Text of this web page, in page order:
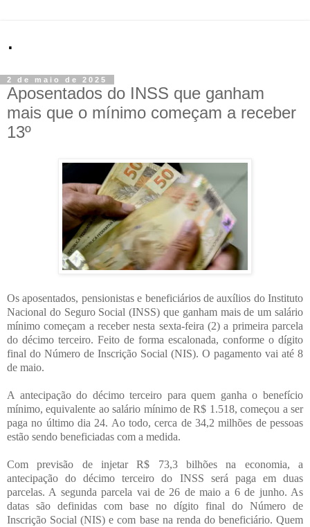
.
2 de maio de 2025
Aposentados do INSS que ganham
mais que o mínimo começam a receber
13º
Os aposentados, pensionistas e beneficiários de auxílios do Instituto
Nacional do Seguro Social (INSS) que ganham mais de um salário
mínimo começam a receber nesta sexta-feira (2) a primeira parcela
do décimo terceiro. Feito de forma escalonada, conforme o dígito
final do Número de Inscrição Social (NIS). O pagamento vai até 8
de maio.
A antecipação do décimo terceiro para quem ganha o benefício
mínimo, equivalente ao salário mínimo de R$ 1.518, começou a ser
paga no último dia 24. Ao todo, cerca de 34,2 milhões de pessoas
estão sendo beneficiadas com a medida.
Com previsão de injetar R$ 73,3 bilhões na economia, a
antecipação do décimo terceiro do INSS será paga em duas
parcelas. A segunda parcela vai de 26 de maio a 6 de junho. As
datas são definidas com base no dígito final do Número de
Inscrição Social (NIS) e com base na renda do beneficiário. Quem